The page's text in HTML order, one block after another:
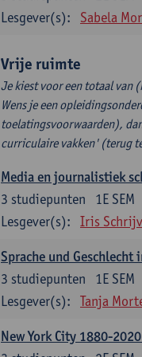
Lesgever(s):
Sabela
Vrije ruimte
Je kiest voor een totaal
Wens je een
toelatingsvoorwaarden),
curriculaire vakken' (terug
Media en journalistiek
1E SEM
3 studiepunten
Lesgever(s):
Iris
Sprache und Geschlecht
1E SEM
3 studiepunten
Lesgever(s):
Tanja
New York City 1880-